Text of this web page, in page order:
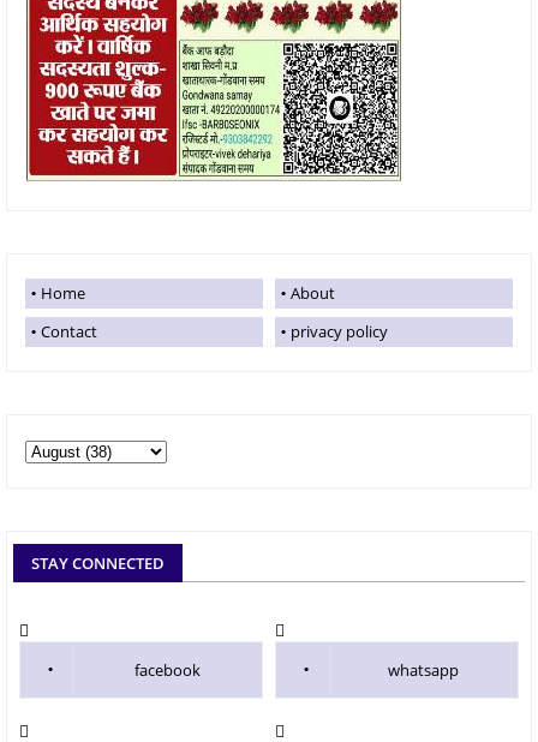
Home
About
Contact
privacy policy
STAY CONNECTED
facebook whatsapp